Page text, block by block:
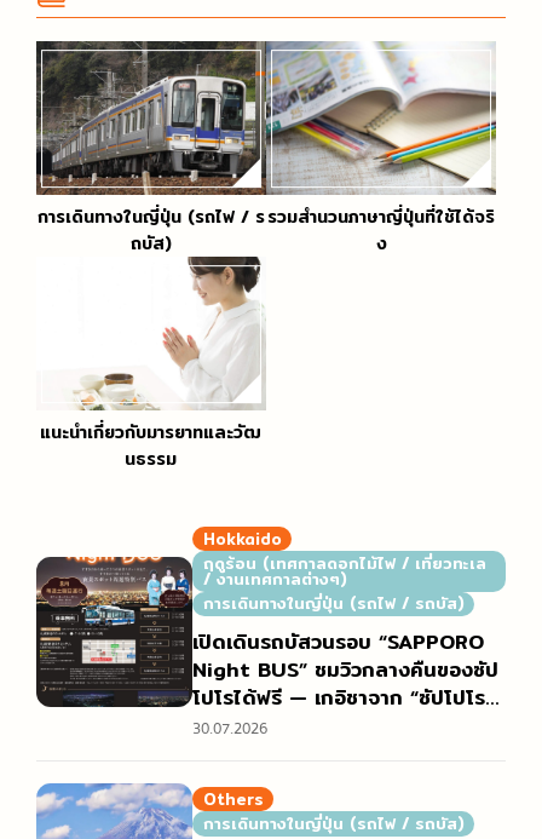
การเดินทางในญี่ปุ่น (รถไฟ / ร
ถบัส)
รวมสำนวนภาษาญี่ปุ่นที่ใช้ได้จริ
ง
แนะนำเกี่ยวกับมารยาทและวัฒ
นธรรม
Hokkaido
ฤดูร้อน (เทศกาลดอกไม้ไฟ / เที่ยวทะเล
/ งานเทศกาลต่างๆ)
การเดินทางในญี่ปุ่น (รถไฟ / รถบัส)
เปิดเดินรถบัสวนรอบ “SAPPORO
Night BUS” ชมวิวกลางคืนของซัป
โปโรได้ฟรี — เกอิชาจาก “ซัปโปโร เ
มงิเร็น” ร่วมต้อนรับ สัมผัสเสน่ห์ยาม
30.07.2026
Others
การเดินทางในญี่ปุ่น (รถไฟ / รถบัส)